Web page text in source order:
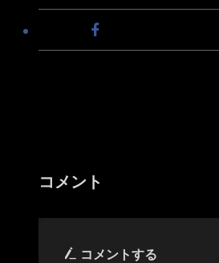
コメント
コメントする